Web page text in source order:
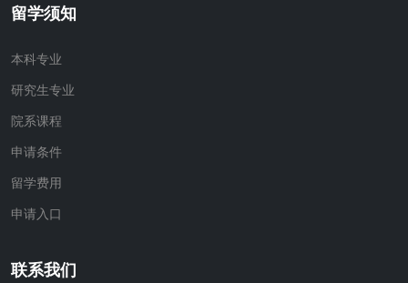
留学须知
本科专业
研究生专业
院系课程
申请条件
留学费用
申请入口
联系我们